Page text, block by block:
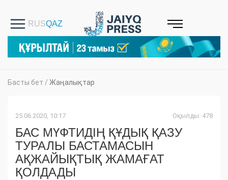
Басты бет / Жаңалықтар
25.06.2020, 10:17 Оқылды: 478
БАС МҮФТИДІҢ ҚҰДЫҚ ҚАЗУ
ТУРАЛЫ БАСТАМАСЫН
АҚЖАЙЫҚТЫҚ ЖАМАҒАТ
ҚОЛДАДЫ